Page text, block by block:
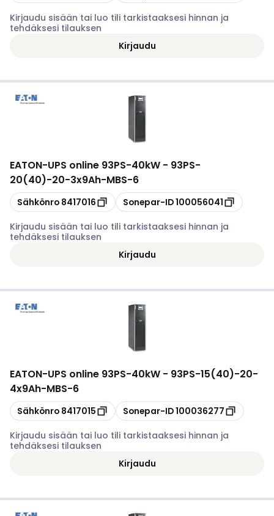
Kirjaudu sisään tai luo tili tarkistaaksesi hinnan ja
tehdäksesi tilauksen
Kirjaudu
EATON-UPS online 93PS-40kW - 93PS-
20(40)-20-3x9Ah-MBS-6
Kopioi
Sähkönro 8417016 Kopioi
Sonepar-ID100056041
Kirjaudu sisään tai luo tili tarkistaaksesi hinnan ja
tehdäksesi tilauksen
Kirjaudu
EATON-UPS online 93PS-40kW - 93PS-15(40)-20-
4x9Ah-MBS-6
Kopioi
Sähkönro 8417015 Kopioi
Sonepar-ID100036277
Kirjaudu sisään tai luo tili tarkistaaksesi hinnan ja
tehdäksesi tilauksen
Kirjaudu